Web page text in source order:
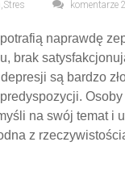
,Stres komentarze 2
naprawdę
brak
są bardzo
na swój temat i
z